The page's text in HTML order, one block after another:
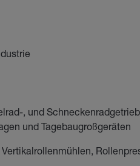
, und
und Tagebaugroßgeräten